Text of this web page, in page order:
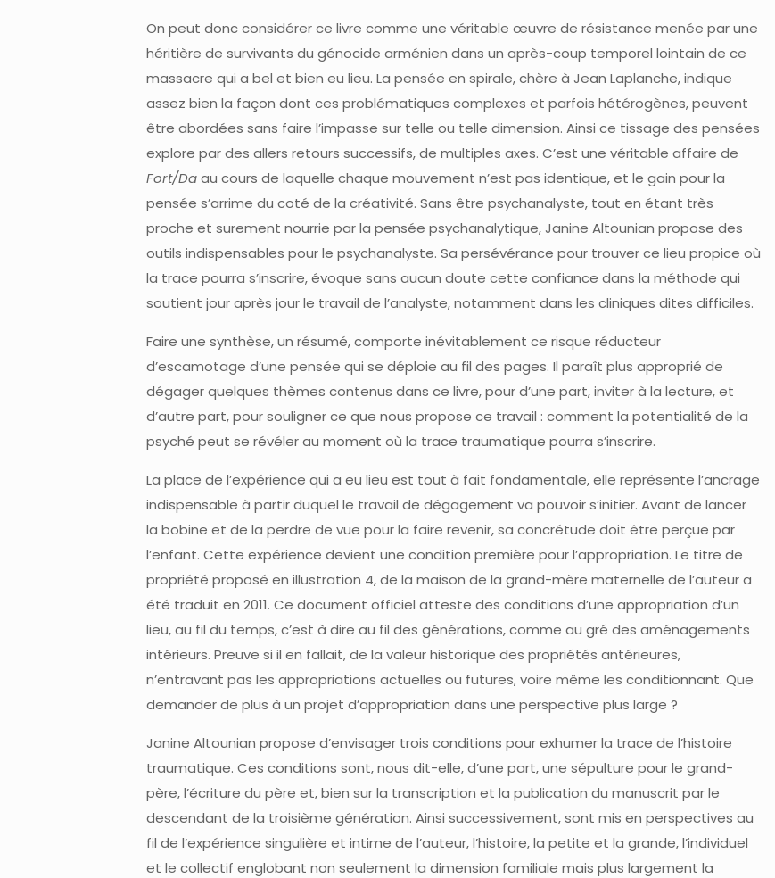
On peut donc considérer ce livre comme une véritable œuvre de résistance menée par une
héritière de survivants du génocide arménien dans un après-coup temporel lointain de ce
massacre qui a bel et bien eu lieu. La pensée en spirale, chère à Jean Laplanche, indique
assez bien la façon dont ces problématiques complexes et parfois hétérogènes, peuvent
être abordées sans faire l’impasse sur telle ou telle dimension. Ainsi ce tissage des pensées
explore par des allers retours successifs, de multiples axes. C’est une véritable affaire de
Fort/Daau cours de laquelle chaque mouvement n’est pas identique, et le gain pour la
pensée s’arrime du coté de la créativité. Sans être psychanalyste, tout en étant très
proche et surement nourrie par la pensée psychanalytique, Janine Altounian propose des
outils indispensables pour le psychanalyste. Sa persévérance pour trouver ce lieu propice où
la trace pourra s’inscrire, évoque sans aucun doute cette confiance dans la méthode qui
soutient jour après jour le travail de l’analyste, notamment dans les cliniques dites difficiles.
Faire une synthèse, un résumé, comporte inévitablement ce risque réducteur
d’escamotage d’une pensée qui se déploie au fil des pages. Il paraît plus approprié de
dégager quelques thèmes contenus dans ce livre, pour d’une part, inviter à la lecture, et
d’autre part, pour souligner ce que nous propose ce travail : comment la potentialité de la
psyché peut se révéler au moment où la trace traumatique pourra s’inscrire.
La place de l’expérience qui a eu lieu est tout à fait fondamentale, elle représente l’ancrage
indispensable à partir duquel le travail de dégagement va pouvoir s’initier. Avant de lancer
la bobine et de la perdre de vue pour la faire revenir, sa concrétude doit être perçue par
l’enfant. Cette expérience devient une condition première pour l’appropriation. Le titre de
propriété proposé en illustration 4, de la maison de la grand-mère maternelle de l’auteur a
été traduit en 2011. Ce document officiel atteste des conditions d’une appropriation d’un
lieu, au fil du temps, c’est à dire au fil des générations, comme au gré des aménagements
intérieurs. Preuve si il en fallait, de la valeur historique des propriétés antérieures,
n’entravant pas les appropriations actuelles ou futures, voire même les conditionnant. Que
demander de plus à un projet d’appropriation dans une perspective plus large ?
Janine Altounian propose d’envisager trois conditions pour exhumer la trace de l’histoire
traumatique. Ces conditions sont, nous dit-elle, d’une part, une sépulture pour le grand-
père, l’écriture du père et, bien sur la transcription et la publication du manuscrit par le
descendant de la troisième génération. Ainsi successivement, sont mis en perspectives au
fil de l’expérience singulière et intime de l’auteur, l’histoire, la petite et la grande, l’individuel
et le collectif englobant non seulement la dimension familiale mais plus largement la